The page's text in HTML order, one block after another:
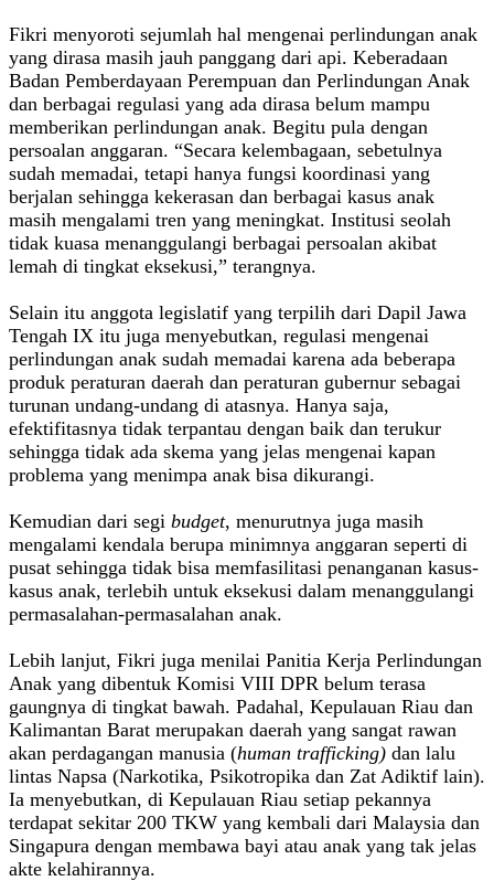
Fikri menyoroti sejumlah hal mengenai perlindungan anak
yang dirasa masih jauh panggang dari api. Keberadaan
Badan Pemberdayaan Perempuan dan Perlindungan Anak
dan berbagai regulasi yang ada dirasa belum mampu
memberikan perlindungan anak. Begitu pula dengan
persoalan anggaran. “Secara kelembagaan, sebetulnya
sudah memadai, tetapi hanya fungsi koordinasi yang
berjalan sehingga kekerasan dan berbagai kasus anak
masih mengalami tren yang meningkat. Institusi seolah
tidak kuasa menanggulangi berbagai persoalan akibat
lemah di tingkat eksekusi,” terangnya.
Selain itu anggota legislatif yang terpilih dari Dapil Jawa
Tengah IX itu juga menyebutkan, regulasi mengenai
perlindungan anak sudah memadai karena ada beberapa
produk peraturan daerah dan peraturan gubernur sebagai
turunan undang-undang di atasnya. Hanya saja,
efektifitasnya tidak terpantau dengan baik dan terukur
sehingga tidak ada skema yang jelas mengenai kapan
problema yang menimpa anak bisa dikurangi.
Kemudian dari segi budget, menurutnya juga masih
mengalami kendala berupa minimnya anggaran seperti di
pusat sehingga tidak bisa memfasilitasi penanganan kasus-
kasus anak, terlebih untuk eksekusi dalam menanggulangi
permasalahan-permasalahan anak.
Lebih lanjut, Fikri juga menilai Panitia Kerja Perlindungan
Anak yang dibentuk Komisi VIII DPR belum terasa
gaungnya di tingkat bawah. Padahal, Kepulauan Riau dan
Kalimantan Barat merupakan daerah yang sangat rawan
akan perdagangan manusia (human trafficking) dan lalu
lintas Napsa (Narkotika, Psikotropika dan Zat Adiktif lain).
Ia menyebutkan, di Kepulauan Riau setiap pekannya
terdapat sekitar 200 TKW yang kembali dari Malaysia dan
Singapura dengan membawa bayi atau anak yang tak jelas
akte kelahirannya.